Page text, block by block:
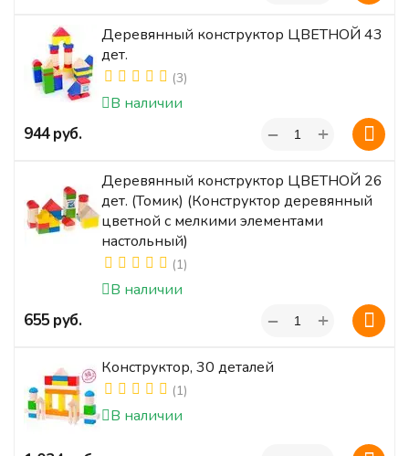
Деревянный конструктор ЦВЕТНОЙ 43
дет.
(3)
В наличии
‍944‍руб. +
−
Деревянный конструктор ЦВЕТНОЙ 26
дет. (Томик) (Конструктор деревянный
цветной с мелкими элементами
настольный)
(1)
В наличии
‍655‍ руб. +
−
Конструктор, 30 деталей
(1)
В наличии